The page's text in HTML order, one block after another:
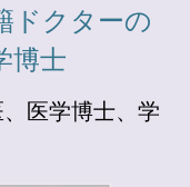
ドクターの
博士
医学博士、学